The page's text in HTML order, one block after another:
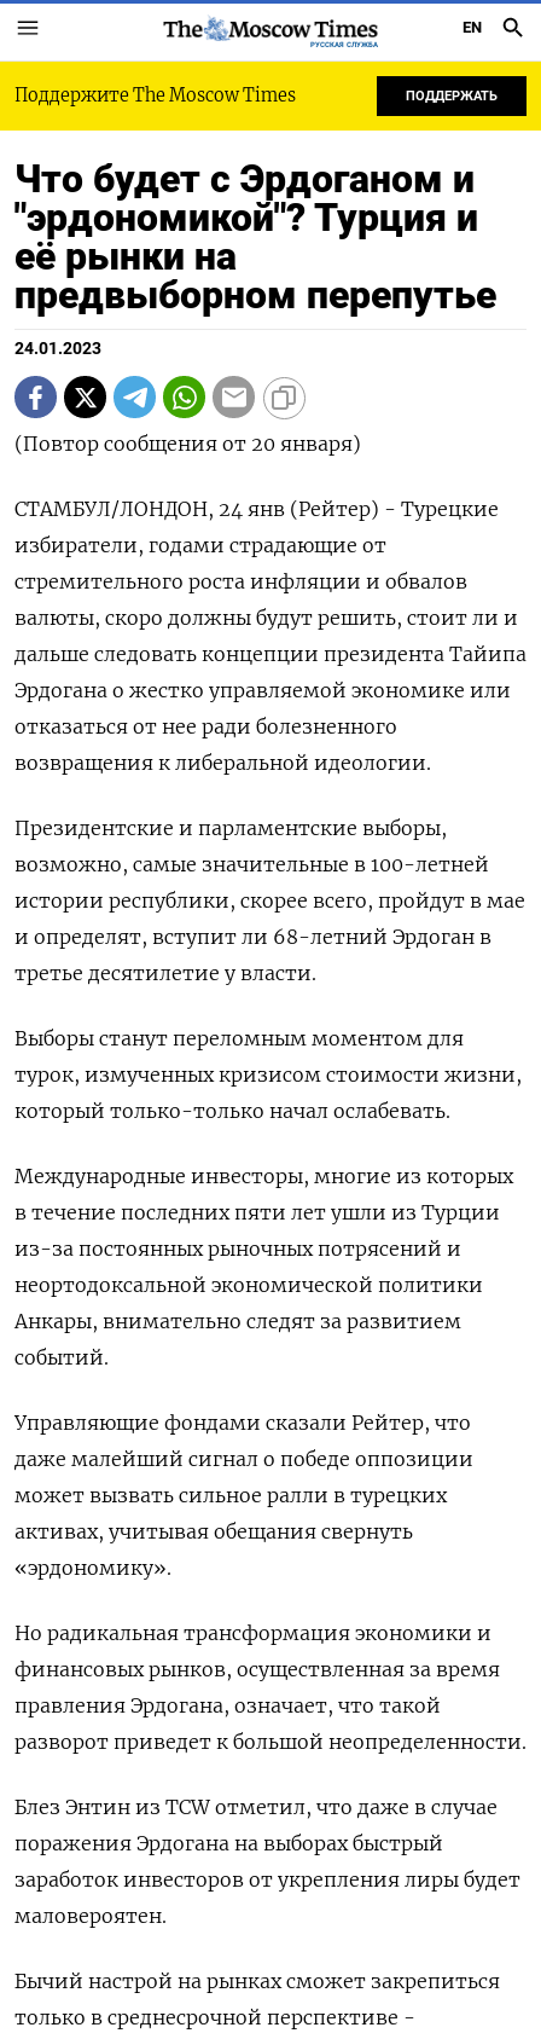
РУССКАЯ СЛУЖБА
EN
Поддержите The Moscow Times ПОДДЕРЖАТЬ
Что будет с Эрдоганом и
"эрдономикой"? Турция и
её рынки на
предвыборном перепутье
24.01.2023
(Повтор сообщения от 20 января)
СТАМБУЛ/ЛОНДОН, 24 янв (Рейтер) - Турецкие
избиратели, годами страдающие от
стремительного роста инфляции и обвалов
валюты, скоро должны будут решить, стоит ли и
дальше следовать концепции президента Тайипа
Эрдогана о жестко управляемой экономике или
отказаться от нее ради болезненного
возвращения к либеральной идеологии.
Президентские и парламентские выборы,
возможно, самые значительные в 100-летней
истории республики, скорее всего, пройдут в мае
и определят, вступит ли 68-летний Эрдоган в
третье десятилетие у власти.
Выборы станут переломным моментом для
турок, измученных кризисом стоимости жизни,
который только-только начал ослабевать.
Международные инвесторы, многие из которых
в течение последних пяти лет ушли из Турции
из-за постоянных рыночных потрясений и
неортодоксальной экономической политики
Анкары, внимательно следят за развитием
событий.
Управляющие фондами сказали Рейтер, что
даже малейший сигнал о победе оппозиции
может вызвать сильное ралли в турецких
активах, учитывая обещания свернуть
«эрдономику».
Но радикальная трансформация экономики и
финансовых рынков, осуществленная за время
правления Эрдогана, означает, что такой
разворот приведет к большой неопределенности.
Блез Энтин из TCW отметил, что даже в случае
поражения Эрдогана на выборах быстрый
заработок инвесторов от укрепления лиры будет
маловероятен.
Бычий настрой на рынках сможет закрепиться
только в среднесрочной перспективе -